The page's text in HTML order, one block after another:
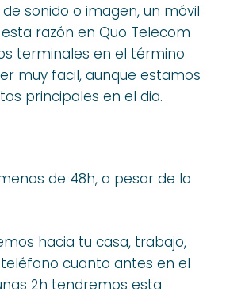
sonido o imagen, un móvil
razón en Quo Telecom
terminales en el término
muy facil, aunque estamos
principales en el dia.
de 48h, a pesar de lo
hacia tu casa, trabajo,
cuanto antes en el
2h tendremos esta